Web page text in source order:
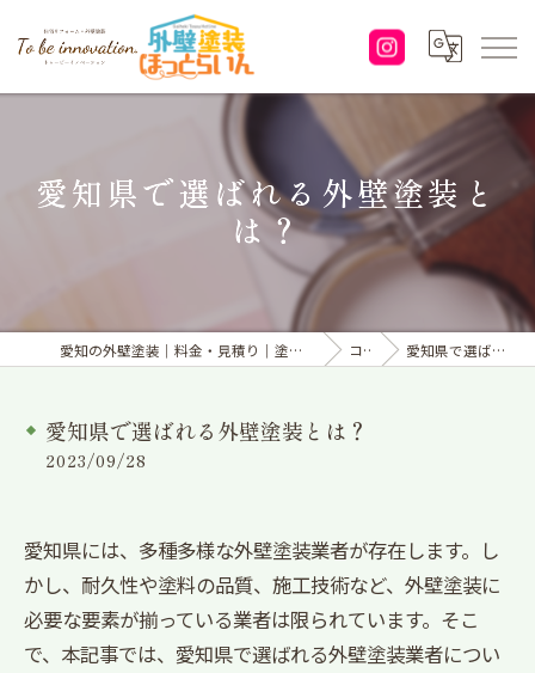
愛知県で選ばれる外壁塗装と
は？
愛知の外壁塗装｜料金・見積り｜塗り替えなら「株式会社To be innovation.」へ コラム 愛知県で選ばれる外壁塗装とは？
愛知県で選ばれる外壁塗装とは？
2023/09/28
愛知県には、多種多様な外壁塗装業者が存在します。し
かし、耐久性や塗料の品質、施工技術など、外壁塗装に
必要な要素が揃っている業者は限られています。そこ
で、本記事では、愛知県で選ばれる外壁塗装業者につい